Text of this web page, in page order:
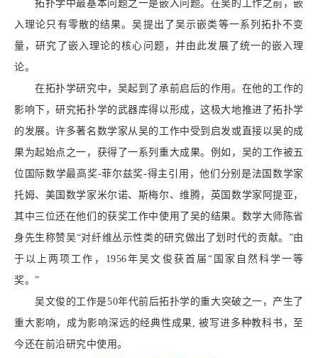
拓扑学中最基本问题之一是嵌入问题。在吴的工作之前，嵌
入理论只有零散的结果。吴提出了吴示嵌类等一系列拓扑不变
量，研究了嵌入理论的核心问题，并由此发展了统一的嵌入理
论。
在拓扑学研究中，吴起到了承前启后的作用。在他的工作的
影响下，研究拓扑学的武器库得以形成，这极大地推进了拓扑学
的发展。许多著名数学家从吴的工作中受到启发或直接以吴的成
果为起始点之一，获得了一系列重大成果。例如，吴的工作被五
位国际数学最高奖-菲尔兹奖-得主引用，他们分别是法国数学家
托姆、美国数学家米尔诺、斯梅尔、维腾，英国数学家阿提亚，
其中三位还在他们的获奖工作中使用了吴的结果。数学大师陈省
身先生称赞吴“对纤维丛示性类的研究做出了划时代的贡献。”由
于以上两项工作，1956年吴文俊获首届“国家自然科学一等
奖。”
吴文俊的工作是50年代前后拓扑学的重大突破之一，产生了
重大影响，成为影响深远的经典性成果, 被写进多种教科书，至
今还在前沿研究中使用。